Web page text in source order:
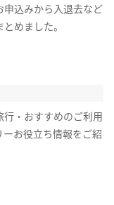
込みから入退去など
めました。
・おすすめのご利用
お役立ち情報をご紹